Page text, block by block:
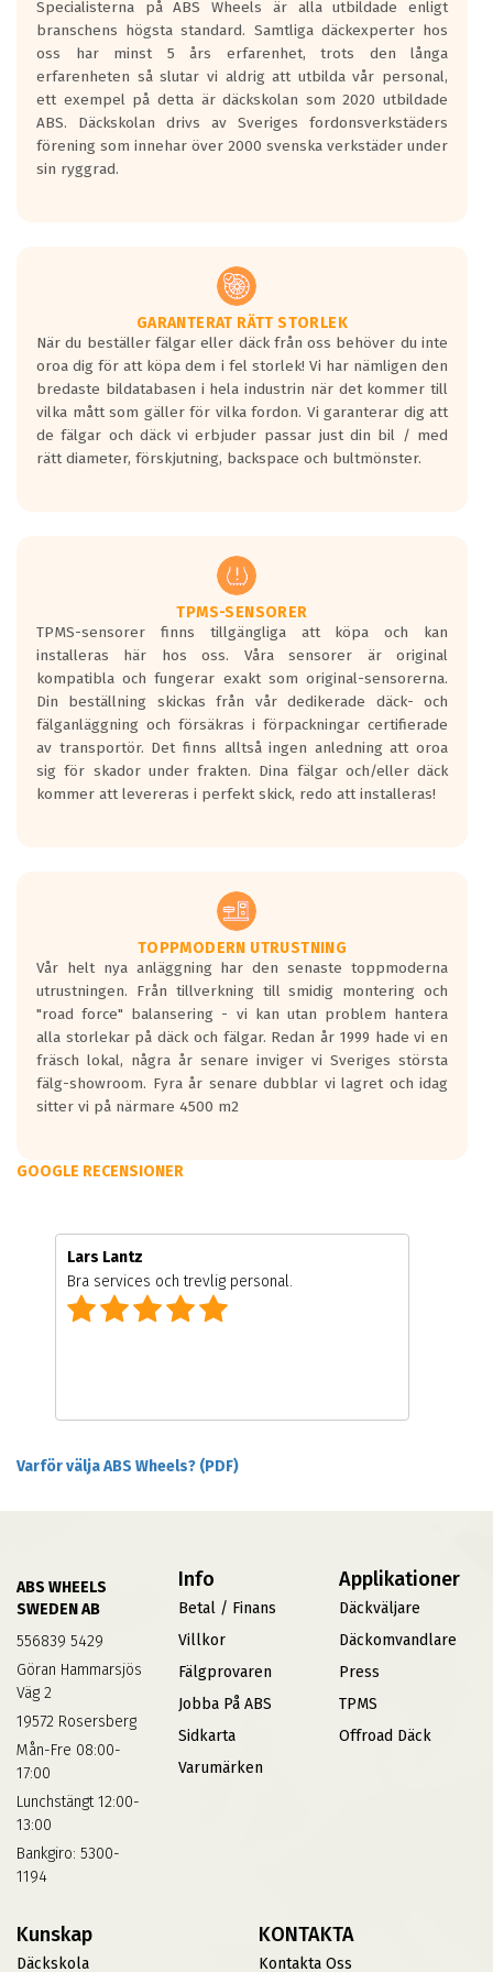
längsta.
Inga D eller G betyg delas ut för
personbilar och lätta lastbilar.
Betyget sätts efter ett test där däcken
skall bromsa in på en väg där det ligger
0.5-1.5 mm vatten.
I 80km/h kommer skillnaden på
Vid körning i över 50km/h brukar
rullmotståndets ljud överträffa
motorljudet.
På däckmärkningen kommer det finnas
en symbol av ett däck med vågar. Hög
bullernivå markeras med svarta vågor
medans de vita vågorna påvisar om det är
ett tyst däck.
regelverket som introduceras år 2016.
Ett däck med två svarta vågor är redan
godkända för år 2016 nya regelverk.
Ett däck med en svart våg kommer vara
minst tre decibel tystare än det
regelverk som börjar gälla 2016.
Specialisterna på ABS Wheels är alla utbildade enligt
branschens högsta standard. Samtliga däckexperter hos
oss har minst 5 års erfarenhet, trots den långa
erfarenheten så slutar vi aldrig att utbilda vår personal,
ett exempel på detta är däckskolan som 2020 utbildade
ABS. Däckskolan drivs av Sveriges fordonsverkstäders
förening som innehar över 2000 svenska verkstäder under
sin ryggrad.
GARANTERAT RÄTT STORLEK
När du beställer fälgar eller däck från oss behöver du inte
oroa dig för att köpa dem i fel storlek! Vi har nämligen den
bredaste bildatabasen i hela industrin när det kommer till
vilka mått som gäller för vilka fordon. Vi garanterar dig att
de fälgar och däck vi erbjuder passar just din bil / med
rätt diameter, förskjutning, backspace och bultmönster.
TPMS-SENSORER
TPMS-sensorer finns tillgängliga att köpa och kan
installeras här hos oss. Våra sensorer är original
kompatibla och fungerar exakt som original-sensorerna.
Din beställning skickas från vår dedikerade däck- och
fälganläggning och försäkras i förpackningar certifierade
av transportör. Det finns alltså ingen anledning att oroa
sig för skador under frakten. Dina fälgar och/eller däck
kommer att levereras i perfekt skick, redo att installeras!
TOPPMODERN UTRUSTNING
Vår helt nya anläggning har den senaste toppmoderna
utrustningen. Från tillverkning till smidig montering och
"road force" balansering - vi kan utan problem hantera
alla storlekar på däck och fälgar. Redan år 1999 hade vi en
fräsch lokal, några år senare inviger vi Sveriges största
fälg-showroom. Fyra år senare dubblar vi lagret och idag
sitter vi på närmare 4500 m2
GOOGLE RECENSIONER
Lars Lantz
Bra services och trevlig personal.
Varför välja ABS Wheels? (PDF)
ABS WHEELS
SWEDEN AB
556839 5429
Göran Hammarsjös
Väg 2
19572 Rosersberg
Mån-Fre 08:00-
17:00
Lunchstängt 12:00-
13:00
Bankgiro: 5300-
1194
Info
Betal / Finans
Villkor
Fälgprovaren
Jobba På ABS
Sidkarta
Varumärken
Applikationer
Däckväljare
Däckomvandlare
Press
TPMS
Offroad Däck
Kunskap
Däckskola
KONTAKTA
Kontakta Oss